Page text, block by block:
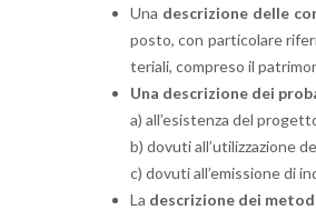
Una de­scri­zio­ne delle
po­sto, con par­ti­co­la­re
te­ria­li, com­pre­so il
Una de­scri­zio­ne dei
a) al­l’e­si­sten­za del
b) do­vu­ti al­l’u­ti­liz­za­zio­ne
c) do­vu­ti al­l’e­mis­sio­ne di
La de­scri­zio­ne dei